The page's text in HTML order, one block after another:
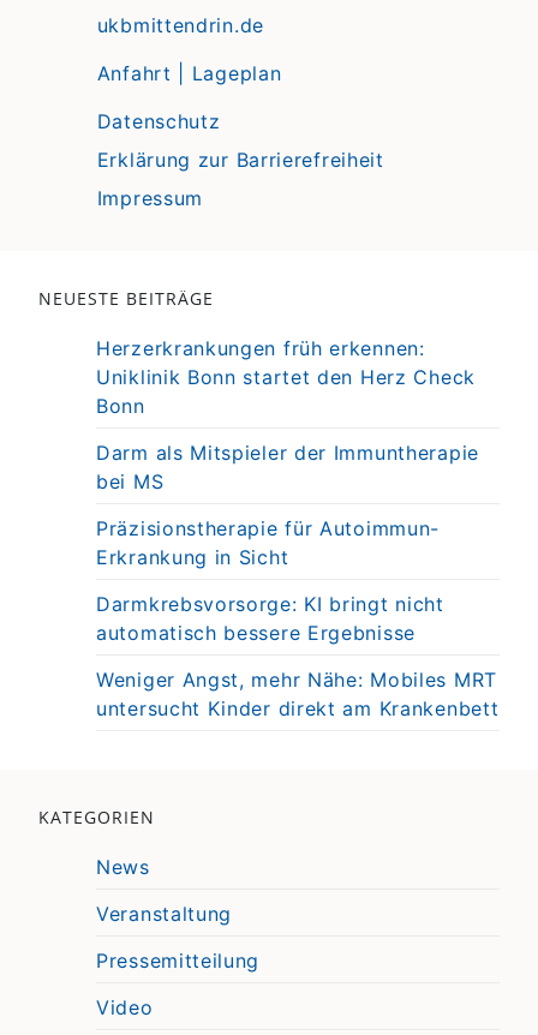
ukbmittendrin.de
Anfahrt | Lageplan
Datenschutz
Erklärung zur Barrierefreiheit
Impressum
NEUESTE BEITRÄGE
Herzerkrankungen früh erkennen:
Uniklinik Bonn startet den Herz Check
Bonn
Darm als Mitspieler der Immuntherapie
bei MS
Präzisionstherapie für Autoimmun-
Erkrankung in Sicht
Darmkrebsvorsorge: KI bringt nicht
automatisch bessere Ergebnisse
Weniger Angst, mehr Nähe: Mobiles MRT
untersucht Kinder direkt am Krankenbett
KATEGORIEN
News
Veranstaltung
Pressemitteilung
Video